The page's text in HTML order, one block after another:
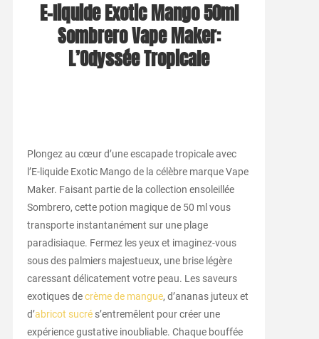
E-liquide Exotic Mango 50ml
Sombrero Vape Maker:
L’Odyssée Tropicale
Plongez au cœur d’une escapade tropicale avec
l’E-liquide Exotic Mango de la célèbre marque Vape
Maker. Faisant partie de la collection ensoleillée
Sombrero, cette potion magique de 50 ml vous
transporte instantanément sur une plage
paradisiaque. Fermez les yeux et imaginez-vous
sous des palmiers majestueux, une brise légère
caressant délicatement votre peau. Les saveurs
exotiques decrème de mangue, d’ananas juteux et
d’abricot sucrés’entremêlent pour créer une
expérience gustative inoubliable. Chaque bouffée